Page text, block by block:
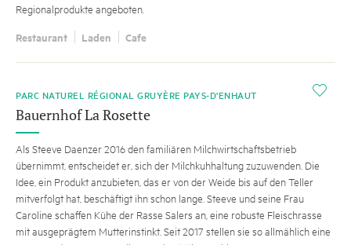
Regionalprodukte angeboten.
Restaurant Laden Cafe
i
PARC NATUREL RÉGIONAL GRUYÈRE PAYS-D'ENHAUT
Bauernhof La Rosette
Als Steeve Daenzer 2016 den familiären Milchwirtschaftsbetrieb
übernimmt, entscheidet er, sich der Milchkuhhaltung zuzuwenden. Die
Idee, ein Produkt anzubieten, das er von der Weide bis auf den Teller
mitverfolgt hat, beschäftigt ihn schon lange. Steeve und seine Frau
Caroline schaffen Kühe der Rasse Salers an, eine robuste Fleischrasse
mit ausgeprägtem Mutterinstinkt. Seit 2017 stellen sie so allmählich eine